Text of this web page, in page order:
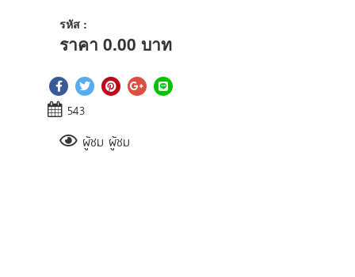
รหัส :
ราคา 0.00 บาท
543
ผู้ชม ผู้ชม